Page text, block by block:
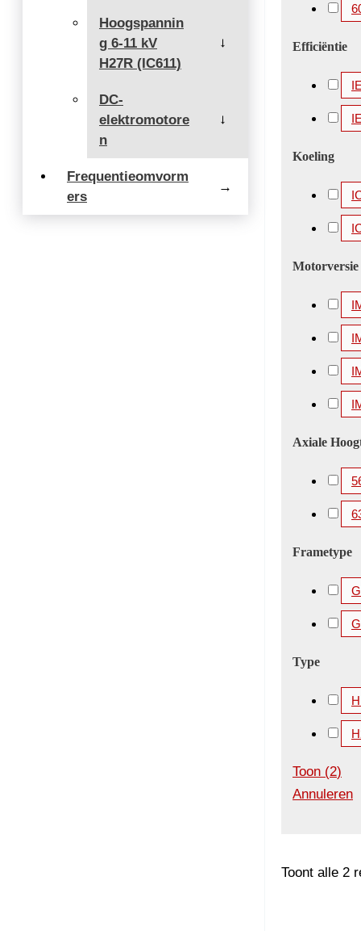
Hoogspannin
g 6-11 kV
H27R (IC611)
→
DC-
elektromotore
n
→
Frequentieomvorm
ers
→
Efficiëntie
Koeling
Motorversie
Axiale
Frametype
Type
Toon (2)
Annuleren
Toont alle 2